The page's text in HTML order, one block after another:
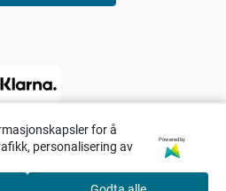
for å
personalisering av
Powered by